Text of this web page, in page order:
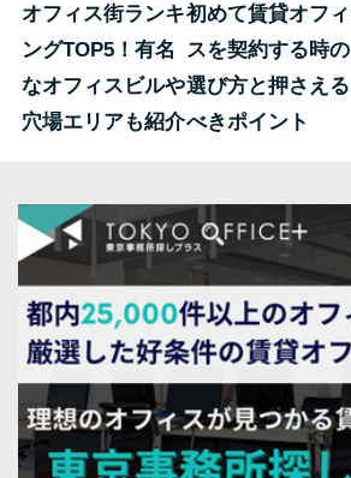
オフィス街ランキ
ングTOP5！有名
なオフィスビルや
穴場エリアも紹介
初めて賃貸オフィ
スを契約する時の
選び方と押さえる
べきポイント